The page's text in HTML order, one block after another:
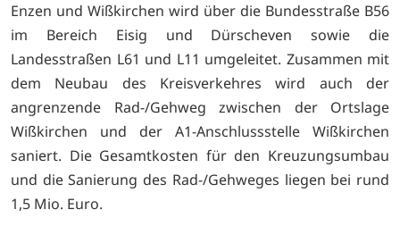
Enzen und Wißkirchen wird über die Bundesstraße B56
im Bereich Eisig und Dürscheven sowie die
Landesstraßen L61 und L11 umgeleitet. Zusammen mit
dem Neubau des Kreisverkehres wird auch der
angrenzende Rad-/Gehweg zwischen der Ortslage
Wißkirchen und der A1-Anschlussstelle Wißkirchen
saniert. Die Gesamtkosten für den Kreuzungsumbau
und die Sanierung des Rad-/Gehweges liegen bei rund
1,5 Mio. Euro.